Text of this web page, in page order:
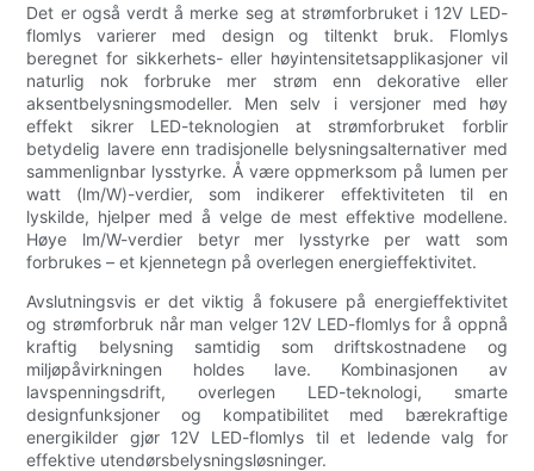
Det er også verdt å merke seg at strømforbruket i 12V LED-
flomlys varierer med design og tiltenkt bruk. Flomlys
beregnet for sikkerhets- eller høyintensitetsapplikasjoner vil
naturlig nok forbruke mer strøm enn dekorative eller
aksentbelysningsmodeller. Men selv i versjoner med høy
effekt sikrer LED-teknologien at strømforbruket forblir
betydelig lavere enn tradisjonelle belysningsalternativer med
sammenlignbar lysstyrke. Å være oppmerksom på lumen per
watt (lm/W)-verdier, som indikerer effektiviteten til en
lyskilde, hjelper med å velge de mest effektive modellene.
Høye lm/W-verdier betyr mer lysstyrke per watt som
forbrukes – et kjennetegn på overlegen energieffektivitet.
Avslutningsvis er det viktig å fokusere på energieffektivitet
og strømforbruk når man velger 12V LED-flomlys for å oppnå
kraftig belysning samtidig som driftskostnadene og
miljøpåvirkningen holdes lave. Kombinasjonen av
lavspenningsdrift, overlegen LED-teknologi, smarte
designfunksjoner og kompatibilitet med bærekraftige
energikilder gjør 12V LED-flomlys til et ledende valg for
effektive utendørsbelysningsløsninger.